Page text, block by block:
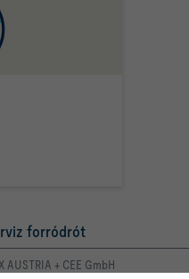
forródrót
AUSTRIA + CEE GmbH